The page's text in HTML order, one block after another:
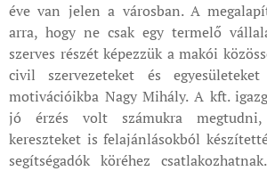
éve van jelen a városban. A
arra, hogy ne csak egy termelő
szerves részét képezzük a makói
civil szervezeteket és
motivációikba Nagy Mihály. A kft.
jó érzés volt számukra
kereszteket is felajánlásokból
segítségadók köréhez